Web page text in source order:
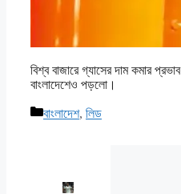
বিশ্ব বাজারে গ্যাসের দাম কমার প্রভাব
বাংলাদেশেও পড়লো।
Categories
বাংলাদেশ, লিড